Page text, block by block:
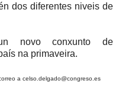
dos diferentes niveis de
novo conxunto de
na primaveira.
a celso.delgado@congreso.es